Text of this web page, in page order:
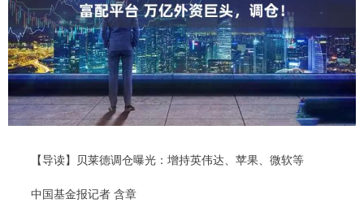
【导读】贝莱德调仓曝光：增持英伟达、苹果、微软等
中国基金报记者 含章